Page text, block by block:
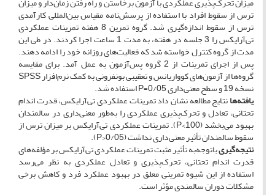
ترس از سقوط افراد با استفاده از پرسش‌نامه مقیاس بین‌المللی کارآمدی
ترس از سقوط اندازه‌گیری شد. گروه تمرین 8 هفته تمرینات عملکردی
تی‌آر‌ایکس را 3 جلسه در هفته، به مدت 1 ساعت اجرا کردند. در طی این
مدت از گروه کنترل خواسته شد که فعالیت‌های روزانه خود را ادامه دهند.
پس‌ از اجرای تمرینات از 2 گروه پس‌آزمون به عمل آمد. برای مقایسه
گروه‌ها از آزمون‌های کوواریانس و تعقیبی بونفرونی به کمک نرم‌افزار SPSS
نسخه 19 و سطح معنی‌داری 0/05=P استفاده شد.
یافته‌هانتایج مطالعه نشان داد تمرینات عملکردی تی‌آر‌ایکس، قدرت اندام
تحتانی، تعادل و تحرک‌پذیری عملکردی را به‌طور معنی‌داری در سالمندان
بهبود می‌بخشد (100>P). تمرینات عملکردی تی‌آر‌ایکس بر میزان ترس از
سقوط سالمندان تأثیر معنی‌داری نداشت (0/05<P).
نتیجه‌گیریبا‌توجه‌به تأثیر مثبت تمرینات عملکردی تی‌آر‌ایکس بر مؤلفه‌های
قدرت اندام تحتانی، تحرک‌پذیری و تعادل عملکردی به نظر می‌رسد
استفاده از این شیوه تمرینی معلق در بهبود عملکرد فرد و کاهش برخی
مشکلات دوران سالمندی مؤثر است.